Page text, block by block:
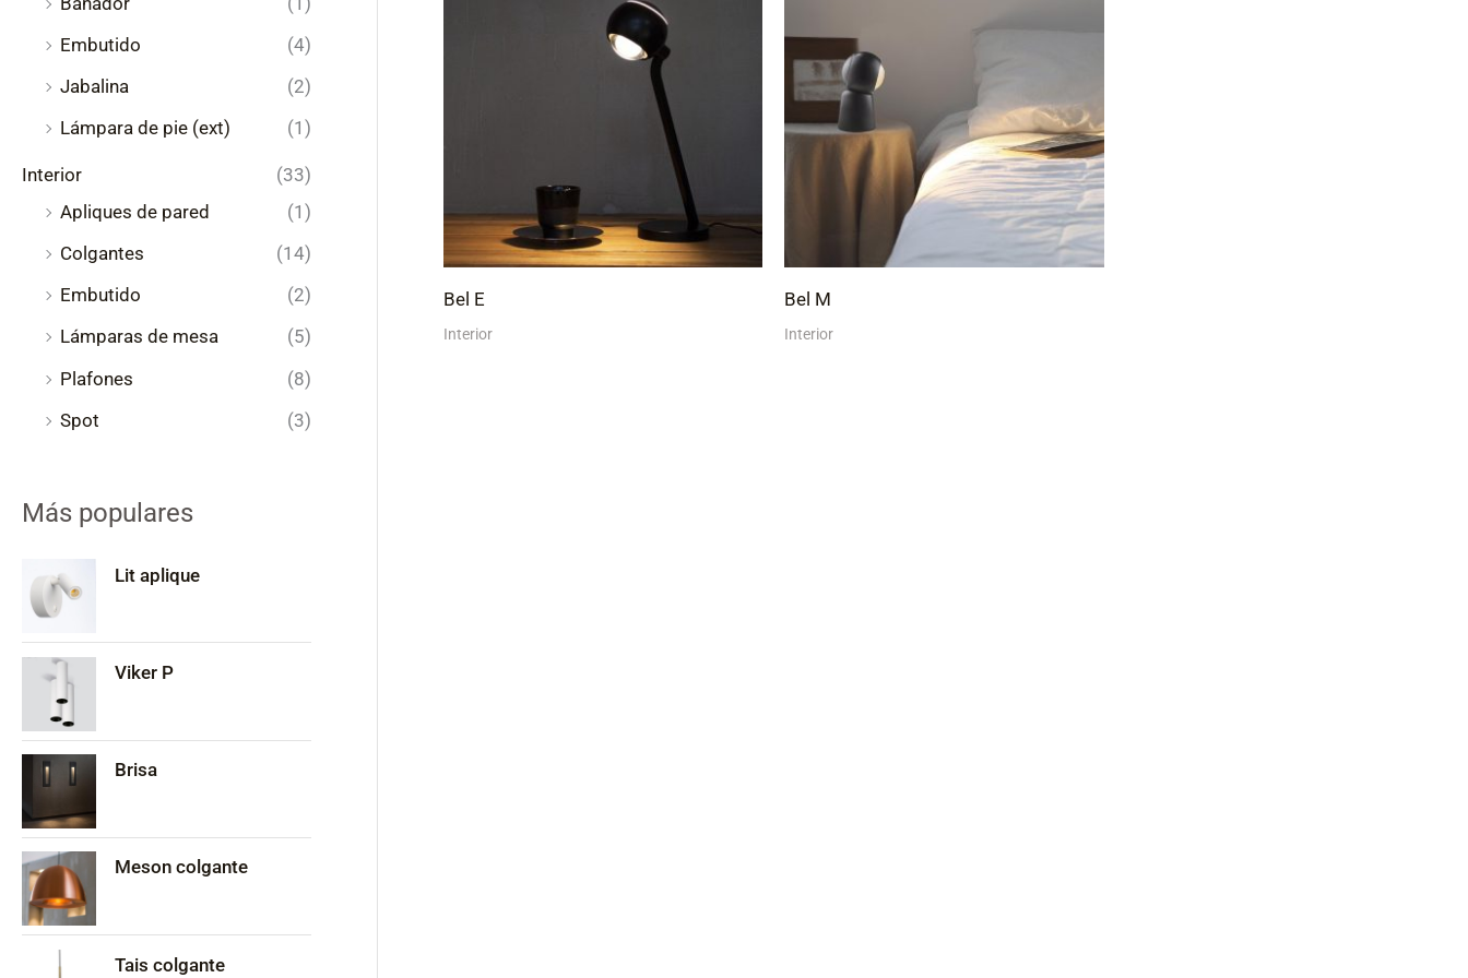
Embutido
(4)
Jabalina
(2)
Lámpara de pie (ext)
(1)
Interior
(33)
Apliques de pared
(1)
Colgantes
(14)
Embutido
(2)
Lámparas de mesa
(5)
Plafones
(8)
Spot
(3)
Más populares
Lit aplique
Viker P
Brisa
Meson colgante
Tais colgante
Bel E
Interior
Bel M
Interior